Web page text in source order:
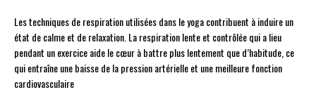
Les techniques de respiration utilisées dans le yoga contribuent à induire un
état de calme et de relaxation. La respiration lente et contrôlée qui a lieu
pendant un exercice aide le cœur à battre plus lentement que d’habitude, ce
qui entraîne une baisse de la pression artérielle et une meilleure fonction
cardiovasculaire